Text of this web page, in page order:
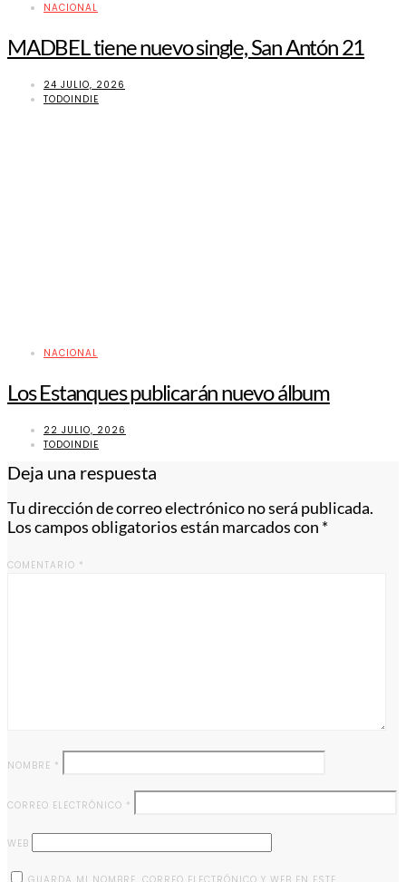
NACIONAL
MADBEL tiene nuevo single, San Antón 21
24 JULIO, 2026
TODOINDIE
NACIONAL
Los Estanques publicarán nuevo álbum
22 JULIO, 2026
TODOINDIE
Deja una respuesta
Tu dirección de correo electrónico no será publicada.
Los campos obligatorios están marcados con *
COMENTARIO *
NOMBRE *
CORREO ELECTRÓNICO *
WEB